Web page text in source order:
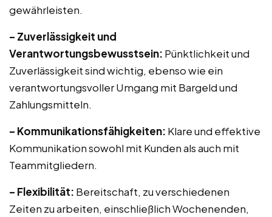
gewährleisten.
– Zuverlässigkeit und
Verantwortungsbewusstsein: Pünktlichkeit und
Zuverlässigkeit sind wichtig, ebenso wie ein
verantwortungsvoller Umgang mit Bargeld und
Zahlungsmitteln.
– Kommunikationsfähigkeiten: Klare und effektive
Kommunikation sowohl mit Kunden als auch mit
Teammitgliedern.
– Flexibilität: Bereitschaft, zu verschiedenen
Zeiten zu arbeiten, einschließlich Wochenenden,